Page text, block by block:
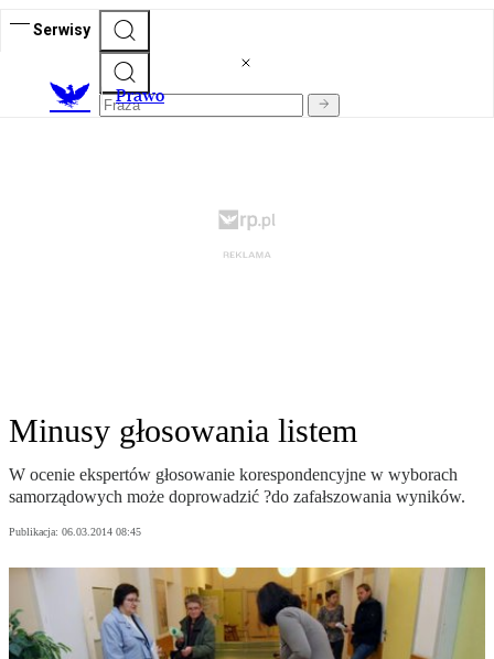
Serwisy
Prawo
Minusy głosowania listem
W ocenie ekspertów głosowanie korespondencyjne w wyborach
samorządowych może doprowadzić ?do zafałszowania wyników.
Publikacja: 06.03.2014 08:45